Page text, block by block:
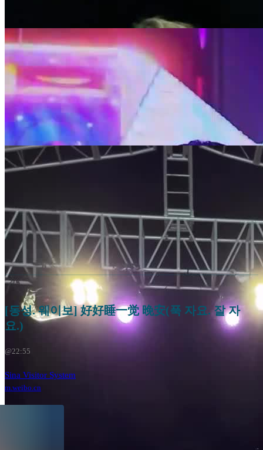
[동성. 웨이보] 好好睡一觉 晚安(푹 자요. 잘 자
요.)
@22:55
Sina Visitor System
m.weibo.cn